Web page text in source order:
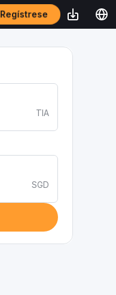
Regístrese
TIA
SGD